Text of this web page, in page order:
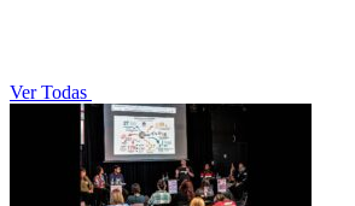
Ver Todas